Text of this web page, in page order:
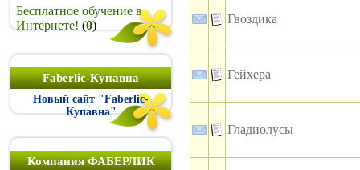
Бесплатное обучение в
Интернете! (0)
Faberlic-Купавна
Новый сайт "Faberlic-
Купавна"
Компания ФАБЕРЛИК
Гвоздика
Гейхера
Гладиолусы